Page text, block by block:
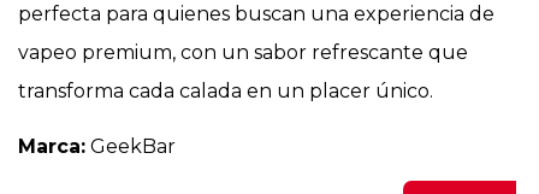
perfecta para quienes buscan una experiencia de
vapeo premium, con un sabor refrescante que
transforma cada calada en un placer único.
Marca: GeekBar